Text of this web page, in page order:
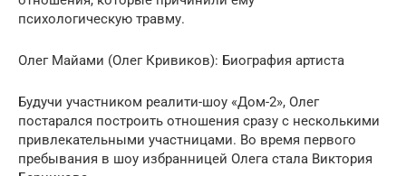
психологическую травму.
Олег Майами (Олег Кривиков): Биография артиста
Будучи участником реалити-шоу «Дом-2», Олег
постарался построить отношения сразу с несколькими
привлекательными участницами. Во время первого
пребывания в шоу избранницей Олега стала Виктория